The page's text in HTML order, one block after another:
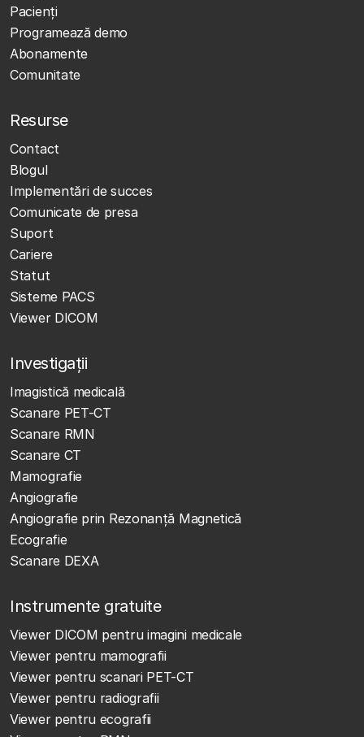
Pacienți
Programează demo
Abonamente
Comunitate
Resurse
Contact
Blogul
Implementări de succes
Comunicate de presa
Suport
Cariere
Statut
Sisteme PACS
Viewer DICOM
Investigații
Imagistică medicală
Scanare PET-CT
Scanare RMN
Scanare CT
Mamografie
Angiografie
Angiografie prin Rezonanță Magnetică
Ecografie
Scanare DEXA
Instrumente gratuite
Viewer DICOM pentru imagini medicale
Viewer pentru mamografii
Viewer pentru scanari PET-CT
Viewer pentru radiografii
Viewer pentru ecografii